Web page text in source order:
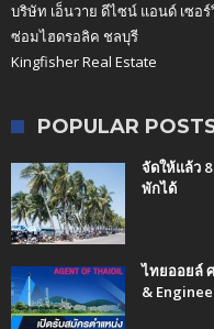
บริษัท เอ็นวาย ดีไซน์ แอนด์ เซอ
ซ่อมไฮดรอลิค ชลบุรี
Kingfisher Real Estate
POPULAR
จัดให้แล้ว
พักได้
ไทยออยล์
&